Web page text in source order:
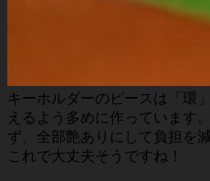
キーホルダーのピースは「環
えるよう多めに作っています
ず、全部艶ありにして負担を
これで大丈夫そうですね！